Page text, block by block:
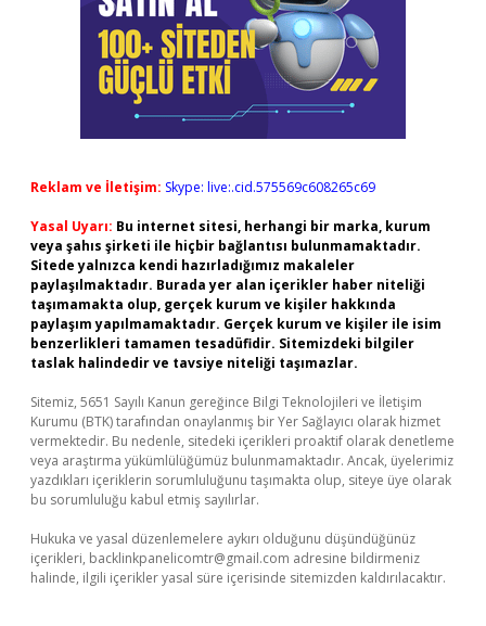
Reklam ve İletişim: Skype: live:.cid.575569c608265c69
Yasal Uyarı: Bu internet sitesi, herhangi bir marka, kurum
veya şahıs şirketi ile hiçbir bağlantısı bulunmamaktadır.
Sitede yalnızca kendi hazırladığımız makaleler
paylaşılmaktadır. Burada yer alan içerikler haber niteliği
taşımamakta olup, gerçek kurum ve kişiler hakkında
paylaşım yapılmamaktadır. Gerçek kurum ve kişiler ile isim
benzerlikleri tamamen tesadüfidir. Sitemizdeki bilgiler
taslak halindedir ve tavsiye niteliği taşımazlar.
Sitemiz, 5651 Sayılı Kanun gereğince Bilgi Teknolojileri ve İletişim
Kurumu (BTK) tarafından onaylanmış bir Yer Sağlayıcı olarak hizmet
vermektedir. Bu nedenle, sitedeki içerikleri proaktif olarak denetleme
veya araştırma yükümlülüğümüz bulunmamaktadır. Ancak, üyelerimiz
yazdıkları içeriklerin sorumluluğunu taşımakta olup, siteye üye olarak
bu sorumluluğu kabul etmiş sayılırlar.
Hukuka ve yasal düzenlemelere aykırı olduğunu düşündüğünüz
içerikleri, backlinkpanelicomtr@gmail.com adresine bildirmeniz
halinde, ilgili içerikler yasal süre içerisinde sitemizden kaldırılacaktır.